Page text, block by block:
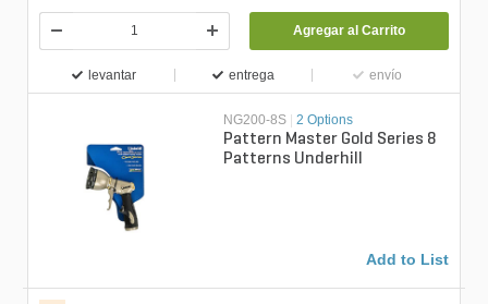
Agregar al Carrito
levantar entrega envío
NG200-8S 2 Options
Pattern Master Gold Series 8
Patterns Underhill
Add to List